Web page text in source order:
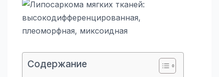
Содержание